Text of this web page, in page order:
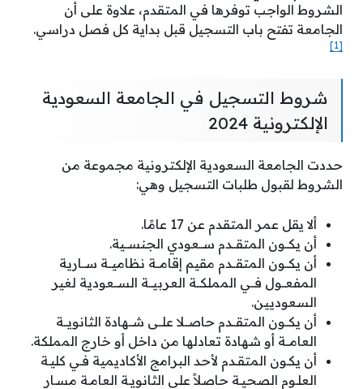
الشروط الواجب توفرها في المتقدم، علاوة على أن
الجامعة تفتح باب التسجيل قبل بداية كل فصل دراسي.
[1]
شروط التسجيل في الجامعة السعودية
الإلكترونية 2024
حددت الجامعة السعودية الإلكترونية مجموعة من
الشروط لقبول طلبات التسجيل وهي:
ألا يقل عمر المتقدم عن 17 عامًا.
أن يكــون المتقــدم ســعودي الجنســية.
أن يكــون المتقــدم مقيم إقامــة نظاميــة ســارية
المفعــول فــي المملكــة العربيــة الســعودية لغير
السعوديين.
أن يكــون المتقــدم حاصــلا علــى شــهادة الثانويــة
العامــة أو شهادة تعادلها من داخل أو خارج المملكة.
أن يكـون المتقـدم لأحد البرامج الأكاديمية فـي كليـة
العلـوم الصحيـة حاصلاً على الثانويـة العامـة مسـار